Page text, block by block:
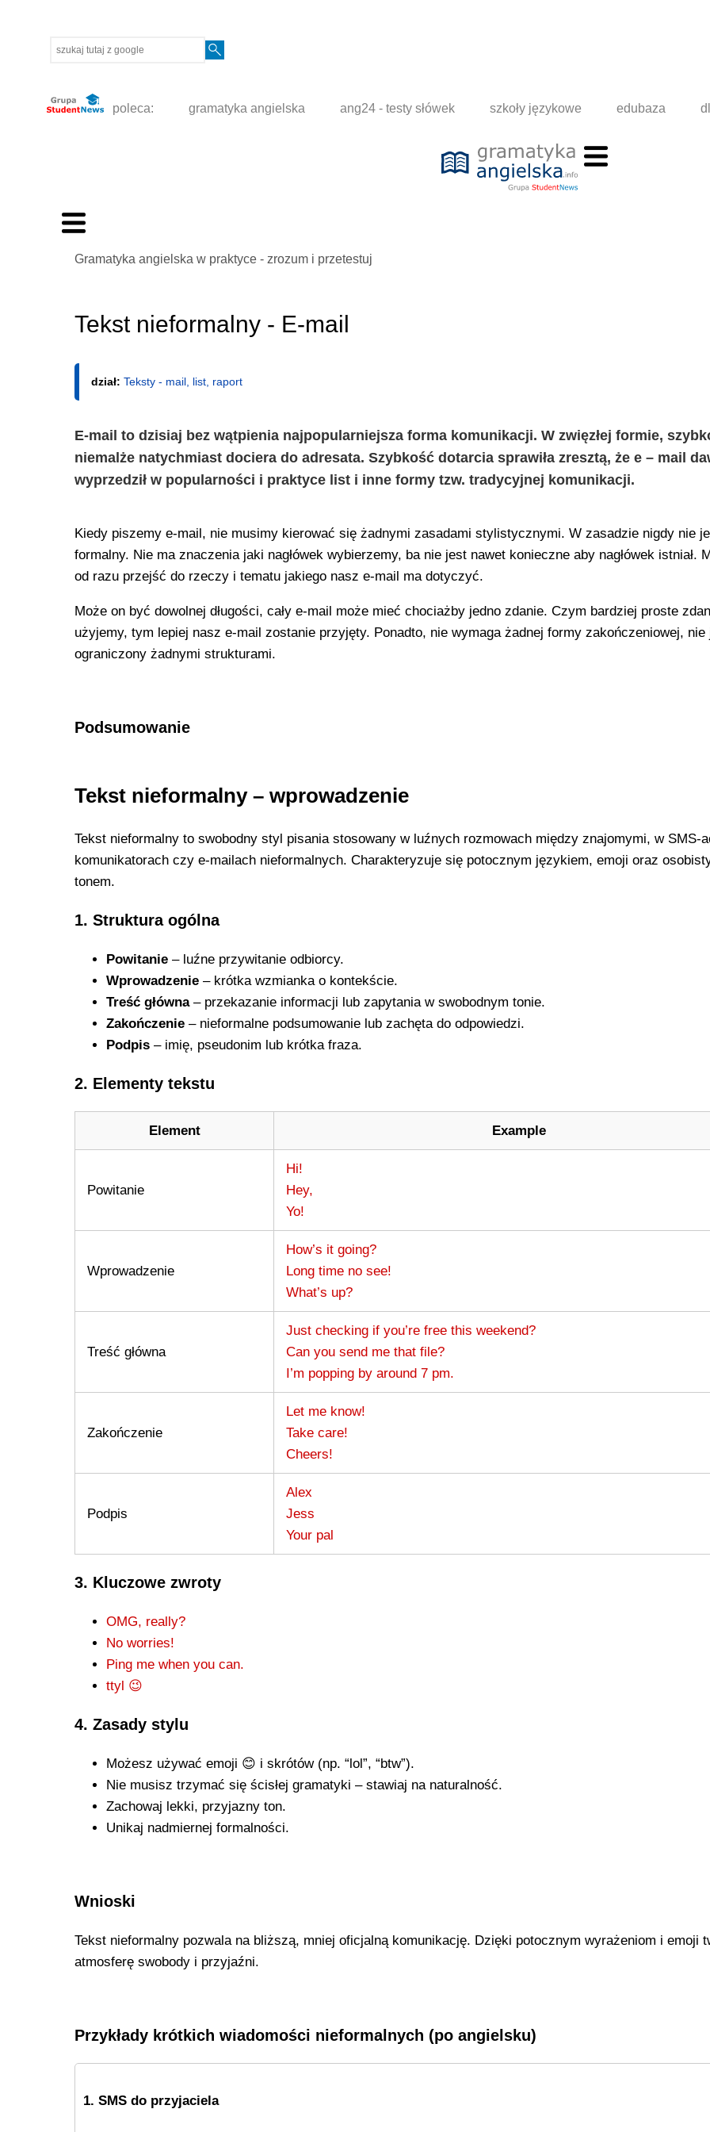
poleca: gramatyka angielska ang24 - testy słówek szkoły językowe edubaza
Gramatyka angielska w praktyce - zrozum i przetestuj
Tekst nieformalny - E-mail
dział: Teksty - mail, list, raport
E-mail to dzisiaj bez wątpienia najpopularniejsza forma komunikacji. W zwięzłej formie,
niemalże natychmiast dociera do adresata. Szybkość dotarcia sprawiła zresztą, że e – mail
wyprzedził w popularności i praktyce list i inne formy tzw. tradycyjnej komunikacji.
Kiedy piszemy e-mail, nie musimy kierować się żadnymi zasadami stylistycznymi. W zasadzie nigdy nie
formalny. Nie ma znaczenia jaki nagłówek wybierzemy, ba nie jest nawet konieczne aby nagłówek istniał.
od razu przejść do rzeczy i tematu jakiego nasz e-mail ma dotyczyć.
Może on być dowolnej długości, cały e-mail może mieć chociażby jedno zdanie. Czym bardziej proste
użyjemy, tym lepiej nasz e-mail zostanie przyjęty. Ponadto, nie wymaga żadnej formy zakończeniowej, nie
ograniczony żadnymi strukturami.
Podsumowanie
Tekst nieformalny – wprowadzenie
Tekst nieformalny to swobodny styl pisania stosowany w luźnych rozmowach między znajomymi, w SMS-
komunikatorach czy e-mailach nieformalnych. Charakteryzuje się potocznym językiem, emoji oraz
tonem.
1. Struktura ogólna
Powitanie – luźne przywitanie odbiorcy.
Wprowadzenie – krótka wzmianka o kontekście.
Treść główna– przekazanie informacji lub zapytania w swobodnym tonie.
Zakończenie – nieformalne podsumowanie lub zachęta do odpowiedzi.
Podpis – imię, pseudonim lub krótka fraza.
2. Elementy tekstu
Element Example
Powitanie
Hi!
Hey,
Yo!
Wprowadzenie
How’s it going?
Long time no see!
What’s up?
Treść główna
Just checking if you’re free this weekend?
Can you send me that file?
I’m popping by around 7 pm.
Zakończenie
Let me know!
Take care!
Cheers!
Podpis
Alex
Jess
Your pal
3. Kluczowe zwroty
OMG, really?
No worries!
Ping me when you can.
ttyl 😉
4. Zasady stylu
Możesz używać emoji 😊 i skrótów (np. “lol”, “btw”).
Nie musisz trzymać się ścisłej gramatyki – stawiaj na naturalność.
Zachowaj lekki, przyjazny ton.
Unikaj nadmiernej formalności.
Wnioski
Tekst nieformalny pozwala na bliższą, mniej oficjalną komunikację. Dzięki potocznym wyrażeniom i emoji
atmosferę swobody i przyjaźni.
Przykłady krótkich wiadomości nieformalnych (po angielsku)
1. SMS do przyjaciela